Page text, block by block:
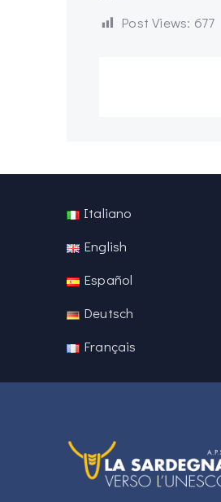
Post Views: 677
Italiano
English
Español
Deutsch
Français